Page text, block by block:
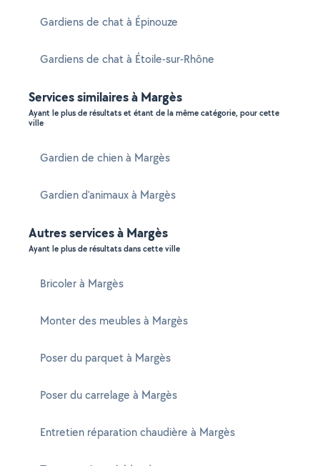
Gardiens de chat à Épinouze
Gardiens de chat à Étoile-sur-Rhône
Services similaires à Margès
Ayant le plus de résultats et étant de la même catégorie, pour cette
ville
Gardien de chien à Margès
Gardien d'animaux à Margès
Autres services à Margès
Ayant le plus de résultats dans cette ville
Bricoler à Margès
Monter des meubles à Margès
Poser du parquet à Margès
Poser du carrelage à Margès
Entretien réparation chaudière à Margès